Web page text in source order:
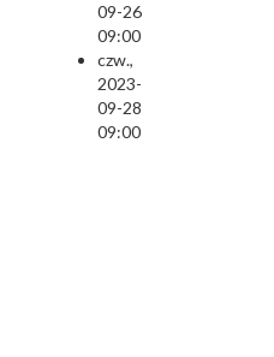
09-26
09:00
czw.,
2023-
09-28
09:00